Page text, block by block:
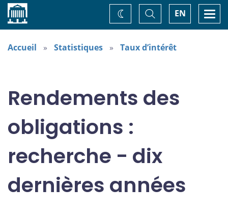
Accueil EN
Basculer
la
recherche
Changez
de
thème
Accueil Statistiques Taux d’intérêt
Rendements des
obligations :
recherche - dix
dernières années